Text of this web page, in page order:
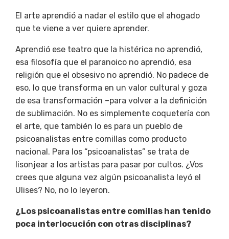
El arte aprendió a nadar el estilo que el ahogado
que te viene a ver quiere aprender.
Aprendió ese teatro que la histérica no aprendió,
esa filosofía que el paranoico no aprendió, esa
religión que el obsesivo no aprendió. No padece de
eso, lo que transforma en un valor cultural y goza
de esa transformación –para volver a la definición
de sublimación. No es simplemente coquetería con
el arte, que también lo es para un pueblo de
psicoanalistas entre comillas como producto
nacional. Para los “psicoanalistas” se trata de
lisonjear a los artistas para pasar por cultos. ¿Vos
crees que alguna vez algún psicoanalista leyó el
Ulises? No, no lo leyeron.
¿Los psicoanalistas entre comillas han tenido
poca interlocución con otras disciplinas?